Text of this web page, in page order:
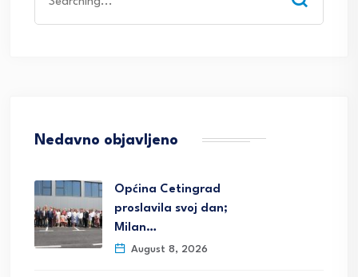
for:
Nedavno objavljeno
Općina Cetingrad
proslavila svoj dan;
Milan…
August 8, 2026